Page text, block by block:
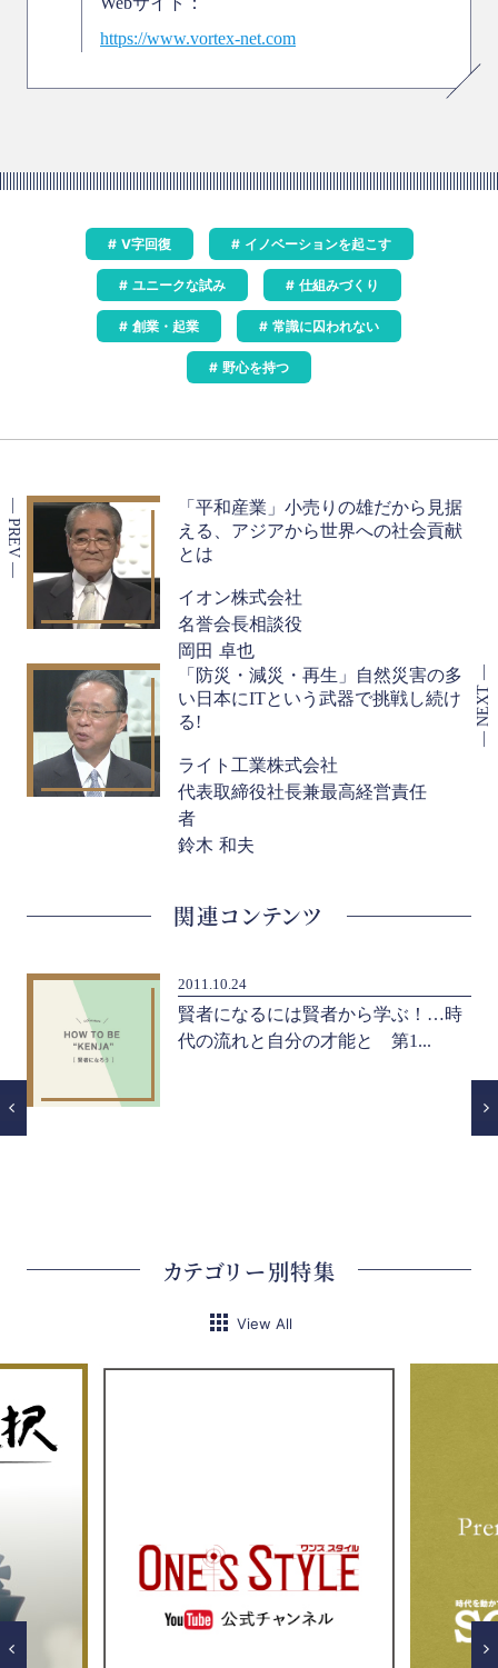
https://www.vortex-net.com
V字回復 イノベーションを起こす
ユニークな試み 仕組みづくり
創業・起業 常識に囚われない
野心を持つ
「平和産業」小売りの雄だから見据
える、アジアから世界への社会貢献
とは
イオン株式会社
名誉会長相談役
岡田 卓也
「防災・減災・再生」自然災害の多
い日本にITという武器で挑戦し続け
る!
ライト工業株式会社
代表取締役社長兼最高経営責任
者
鈴木 和夫
関連コンテンツ
2011.10.24
賢者になるには賢者から学ぶ！…時
代の流れと自分の才能と 第1...
カテゴリー別特集
View All